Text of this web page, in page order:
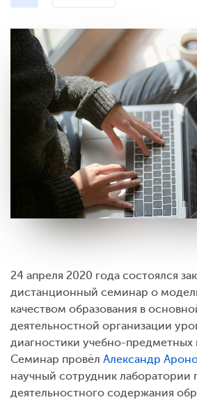
24 апреля 2020 года состоялся
дистанционный семинар о
качеством образования в
деятельностной организации
диагностики учебно-предметных
Семинар провёл Александр
научный сотрудник лаборатории
деятельностного содержания